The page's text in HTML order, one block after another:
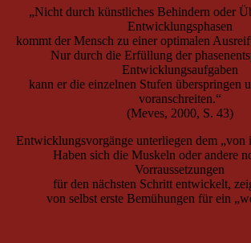
„Nicht durch künstliches Behindern oder
Entwicklungsphasen
kommt der Mensch zu einer optimalen
Nur durch die Erfüllung der
Entwicklungsaufgaben
kann er die einzelnen Stufen überspringen
voranschreiten.“
(Meves, 2000, S. 43)
Entwicklungsvorgänge unterliegen dem „von
Haben sich die Muskeln oder andere
Vorraussetzungen
für den nächsten Schritt entwickelt,
von selbst erste Bemühungen für ein